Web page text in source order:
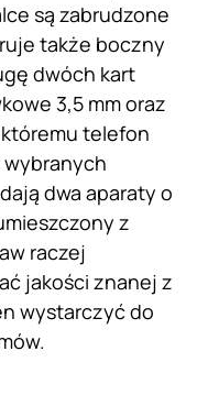
są zabrudzone
także boczny
dwóch kart
3,5 mm oraz
telefon
dwa aparaty o
z
raczej
jakości znanej z
wystarczyć do